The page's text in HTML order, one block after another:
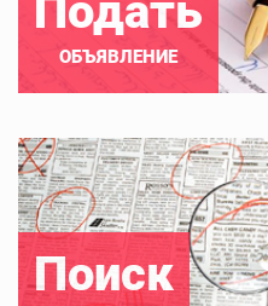
ОБЪЯВЛЕНИЕ
Поиск